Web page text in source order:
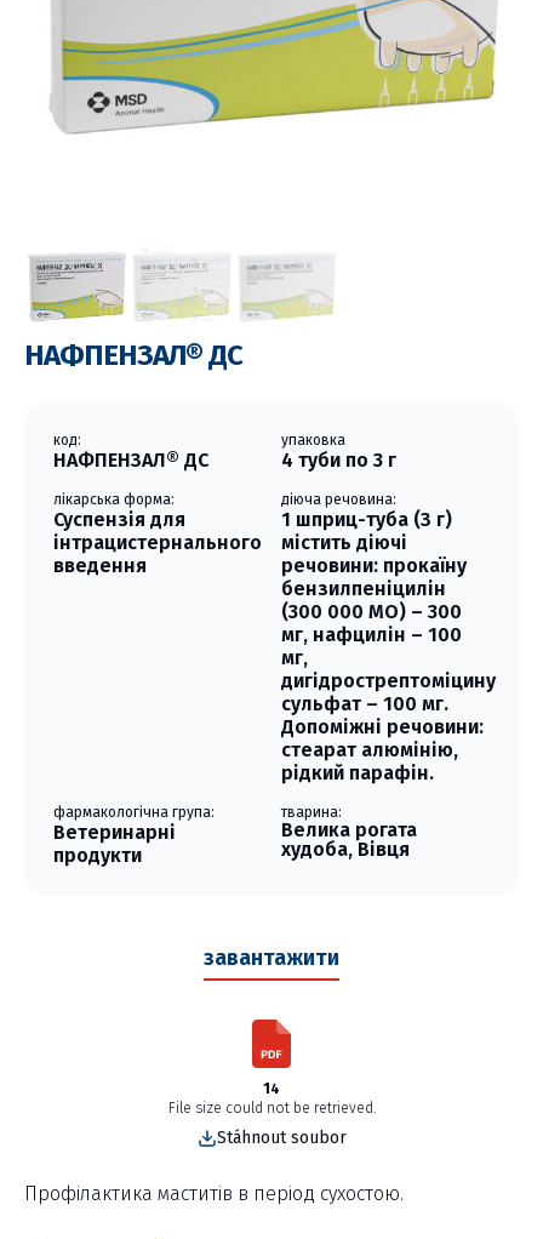
НАФПЕНЗАЛ® ДС
код:
НАФПЕНЗАЛ® ДС
упаковка
4 туби по 3 г
лікарська форма:
Суспензія для
інтрацистернального
введення
діюча речовина:
1 шприц-туба (З г)
містить діючі
речовини: прокаїну
бензилпеніцилін
(300 000 МО) – 300
мг, нафцилін – 100
мг,
дигідрострептоміцину
сульфат – 100 мг.
Допоміжні речовини:
стеарат алюмінію,
рідкий парафін.
фармакологічна група:
Ветеринарні
продукти
тварина:
Велика рогата
худоба, Вівця
завантажити
14
File size could not be retrieved.
Stáhnout soubor
Профілактика маститів в період сухостою.